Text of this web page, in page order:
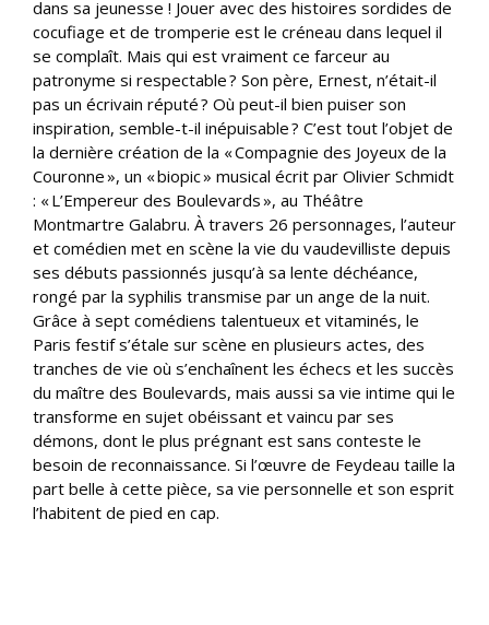
dans sa jeunesse ! Jouer avec des histoires sordides de
cocufiage et de tromperie est le créneau dans lequel il
se complaît. Mais qui est vraiment ce farceur au
patronyme si respectable ? Son père, Ernest, n’était-il
pas un écrivain réputé ? Où peut-il bien puiser son
inspiration, semble-t-il inépuisable ? C’est tout l’objet de
la dernière création de la « Compagnie des Joyeux de la
Couronne », un « biopic » musical écrit par Olivier Schmidt
: « L’Empereur des Boulevards », au Théâtre
Montmartre Galabru. À travers 26 personnages, l’auteur
et comédien met en scène la vie du vaudevilliste depuis
ses débuts passionnés jusqu’à sa lente déchéance,
rongé par la syphilis transmise par un ange de la nuit.
Grâce à sept comédiens talentueux et vitaminés, le
Paris festif s’étale sur scène en plusieurs actes, des
tranches de vie où s’enchaînent les échecs et les succès
du maître des Boulevards, mais aussi sa vie intime qui le
transforme en sujet obéissant et vaincu par ses
démons, dont le plus prégnant est sans conteste le
besoin de reconnaissance. Si l’œuvre de Feydeau taille la
part belle à cette pièce, sa vie personnelle et son esprit
l’habitent de pied en cap.